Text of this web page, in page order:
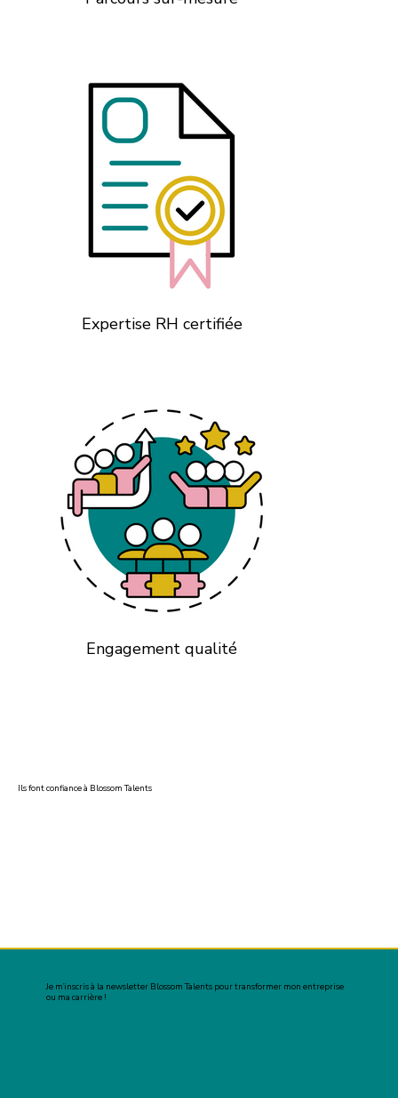
Expertise RH certifiée
Engagement qualité
Ils font confiance à Blossom Talents
Je m’inscris à la newsletter Blossom Talents pour transformer mon entreprise
ou ma carrière !